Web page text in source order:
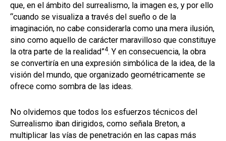
que, en el ámbito del surrealismo, la imagen es, y por ello
“cuando se visualiza a través del sueño o de la
imaginación, no cabe considerarla como una mera ilusión,
sino como aquello de carácter maravilloso que constituye
la otra parte de la realidad”4. Y en consecuencia, la obra
se convertiría en una expresión simbólica de la idea, de la
visión del mundo, que organizado geométricamente se
ofrece como sombra de las ideas.
No olvidemos que todos los esfuerzos técnicos del
Surrealismo iban dirigidos, como señala Breton, a
multiplicar las vías de penetración en las capas más